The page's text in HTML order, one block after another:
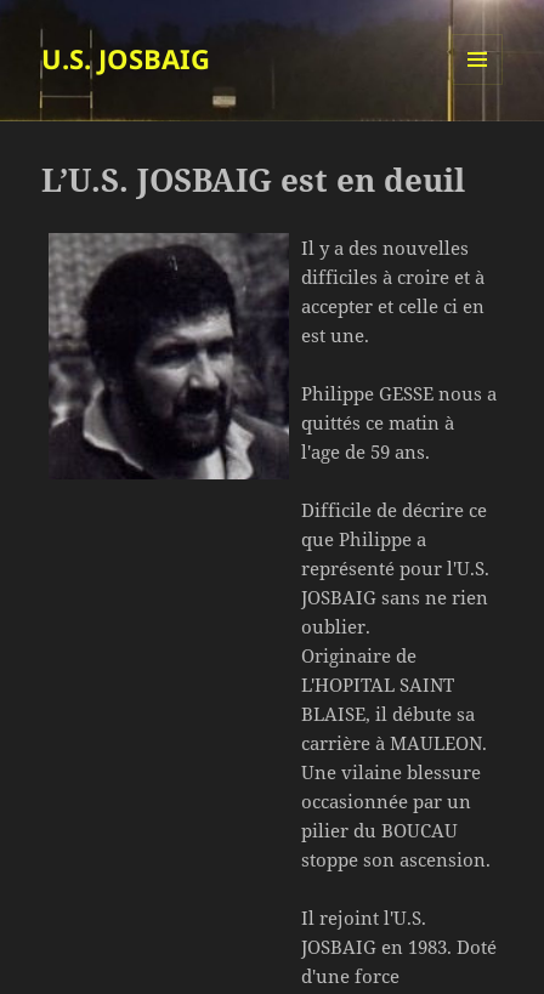
U.S. JOSBAIG
ET
L’U.S. JOSBAIG est en deuil
Il y a des nouvelles
difficiles à croire et à
accepter et celle ci en
est une.
Philippe GESSE nous a
quittés ce matin à
l'age de 59 ans.
Difficile de décrire ce
que Philippe a
représenté pour l'U.S.
JOSBAIG sans ne rien
oublier.
Originaire de
L'HOPITAL SAINT
BLAISE, il débute sa
carrière à MAULEON.
Une vilaine blessure
occasionnée par un
pilier du BOUCAU
stoppe son ascension.
Il rejoint l'U.S.
JOSBAIG en 1983. Doté
d'une force